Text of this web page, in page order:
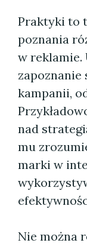
Praktyki to
poznania
w reklamie.
zapoznanie
kampanii,
nad
mu
marki w
Nie można